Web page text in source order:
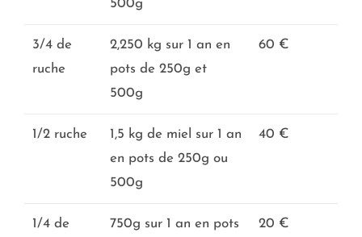
500g
3/4 de
ruche
2,250 kg sur 1 an en
pots de 250g et
500g
60 €
1/2 ruche
1,5 kg de miel sur 1 an
en pots de 250g ou
500g
40 €
1/4 de
750g sur 1 an en pots
20 €